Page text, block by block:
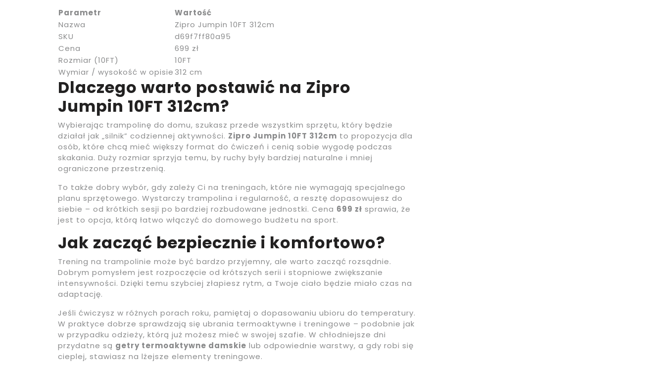
Parametr
Wartość
Nazwa
Zipro Jumpin 10FT 312cm
SKU
d69f7ff80a95
Cena
699 zł
Rozmiar (10FT)
10FT
Wymiar / wysokość w opisie 312 cm
Dlaczego warto postawić na Zipro
Jumpin 10FT 312cm?
Wybierając trampolinę do domu, szukasz przede wszystkim sprzętu, który będzie
działał jak „silnik” codziennej aktywności. Zipro Jumpin 10FT 312cm to propozycja dla
osób, które chcą mieć większy format do ćwiczeń i cenią sobie wygodę podczas
skakania. Duży rozmiar sprzyja temu, by ruchy były bardziej naturalne i mniej
ograniczone przestrzenią.
To także dobry wybór, gdy zależy Ci na treningach, które nie wymagają specjalnego
planu sprzętowego. Wystarczy trampolina i regularność, a resztę dopasowujesz do
siebie – od krótkich sesji po bardziej rozbudowane jednostki. Cena 699 zł sprawia, że
jest to opcja, którą łatwo włączyć do domowego budżetu na sport.
Jak zacząć bezpiecznie i komfortowo?
Trening na trampolinie może być bardzo przyjemny, ale warto zacząć rozsądnie.
Dobrym pomysłem jest rozpoczęcie od krótszych serii i stopniowe zwiększanie
intensywności. Dzięki temu szybciej złapiesz rytm, a Twoje ciało będzie miało czas na
adaptację.
Jeśli ćwiczysz w różnych porach roku, pamiętaj o dopasowaniu ubioru do temperatury.
W praktyce dobrze sprawdzają się ubrania termoaktywne i treningowe – podobnie jak
w przypadku odzieży, którą już możesz mieć w swojej szafie. W chłodniejsze dni
przydatne są getry termoaktywne damskie lub odpowiednie warstwy, a gdy robi się
cieplej, stawiasz na lżejsze elementy treningowe.